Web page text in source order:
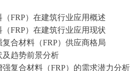
FRP）在建筑行业应用概述
FRP）在建筑行业应用现状
合材料（FRP）供应商格局
及趋势前景分析
复合材料（FRP）的需求潜力分析